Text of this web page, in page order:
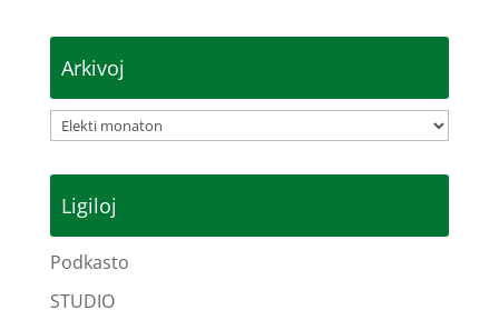
Arkivoj
Arkivoj
Ligiloj
Podkasto
STUDIO